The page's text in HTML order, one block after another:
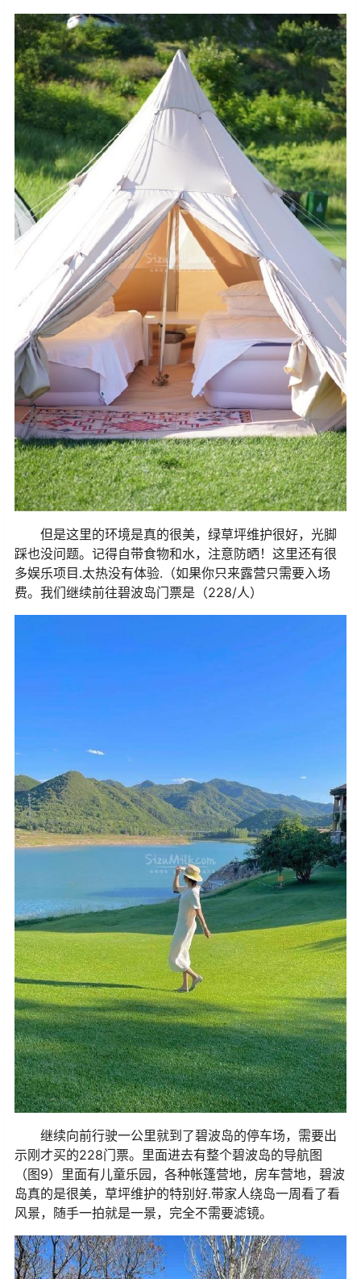
但是这里的环境是真的很美，绿草坪维护很好，光脚
踩也没问题。记得自带食物和水，注意防晒！这里还有很
多娱乐项目.太热没有体验.（如果你只来露营只需要入场
费。我们继续前往碧波岛门票是（228/人）
继续向前行驶一公里就到了碧波岛的停车场，需要出
示刚才买的228门票。里面进去有整个碧波岛的导航图
（图9）里面有儿童乐园，各种帐篷营地，房车营地，碧波
岛真的是很美，草坪维护的特别好.带家人绕岛一周看了看
风景，随手一拍就是一景，完全不需要滤镜。